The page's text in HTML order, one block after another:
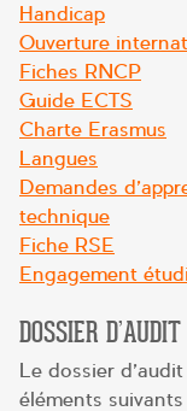
Handicap
Ouverture
Fiches RNCP
Guide ECTS
Charte Erasmus
Langues
Demandes
technique
Fiche RSE
Engagement
DOSSIER D’AUDIT
Le dossier
éléments suivants